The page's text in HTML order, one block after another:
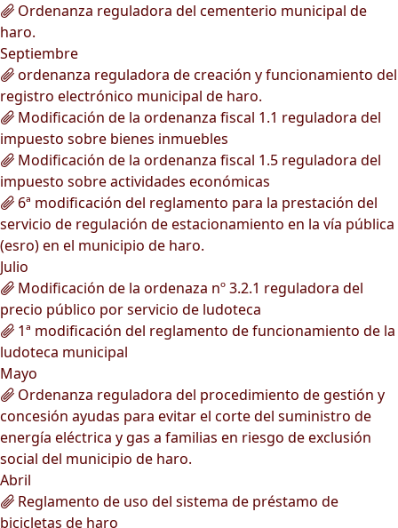
Ordenanza reguladora del cementerio municipal de
haro.
Septiembre
ordenanza reguladora de creación y funcionamiento del
registro electrónico municipal de haro.
Modificación de la ordenanza fiscal 1.1 reguladora del
impuesto sobre bienes inmuebles
Modificación de la ordenanza fiscal 1.5 reguladora del
impuesto sobre actividades económicas
6ª modificación del reglamento para la prestación del
servicio de regulación de estacionamiento en la vía pública
(esro) en el municipio de haro.
Julio
Modificación de la ordenaza nº 3.2.1 reguladora del
precio público por servicio de ludoteca
1ª modificación del reglamento de funcionamiento de la
ludoteca municipal
Mayo
Ordenanza reguladora del procedimiento de gestión y
concesión ayudas para evitar el corte del suministro de
energía eléctrica y gas a familias en riesgo de exclusión
social del municipio de haro.
Abril
Reglamento de uso del sistema de préstamo de
bicicletas de haro